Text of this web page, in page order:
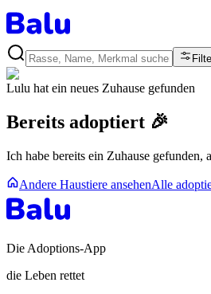
Lulu hat ein neues Zuhause gefunden
Bereits adoptiert 🎉
Ich habe bereits ein Zuhause gefunden,
Andere Haustiere ansehenAlle
Die Adoptions-App
die Leben rettet